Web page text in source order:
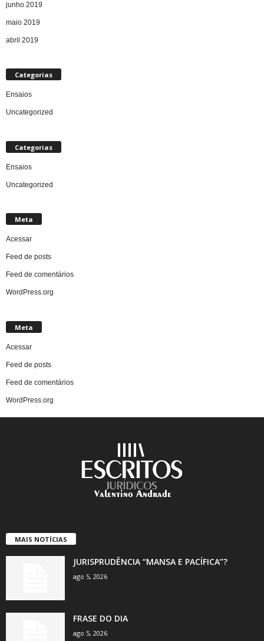
junho 2019
maio 2019
abril 2019
Categorias
Ensaios
Uncategorized
Categorias
Ensaios
Uncategorized
Meta
Acessar
Feed de posts
Feed de comentários
WordPress.org
Meta
Acessar
Feed de posts
Feed de comentários
WordPress.org
MAIS NOTÍCIAS
JURISPRUDÊNCIA “MANSA E PACÍFICA”?
ago 5, 2026
FRASE DO DIA
ago 5, 2026